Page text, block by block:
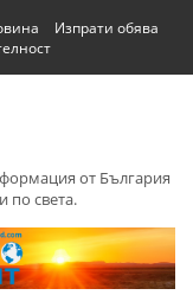
Изпрати обява
от България
по света.